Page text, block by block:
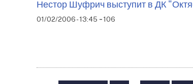
Нестор Шуфрич выступит в ДК
01/02/2006 - 13:45 -106